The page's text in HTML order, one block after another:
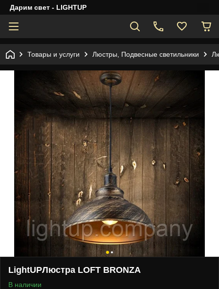
Дарим свет - LIGHTUP
Товары и услуги Люстры, Подвесные светильники
LightUPЛюстра LOFT BRONZA
В наличии